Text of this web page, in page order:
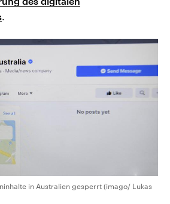
.
in Australien gesperrt (imago/ Lukas